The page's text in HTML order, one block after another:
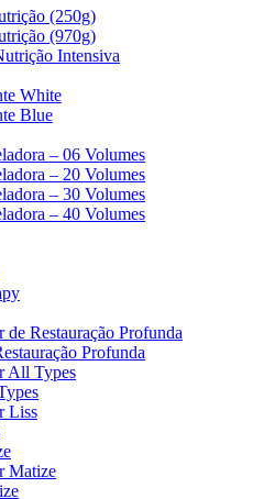
(250g)
(970g)
Intensiva
White
Blue
– 06 Volumes
– 20 Volumes
– 30 Volumes
– 40 Volumes
Restauração Profunda
Profunda
All Types
Liss
Matize